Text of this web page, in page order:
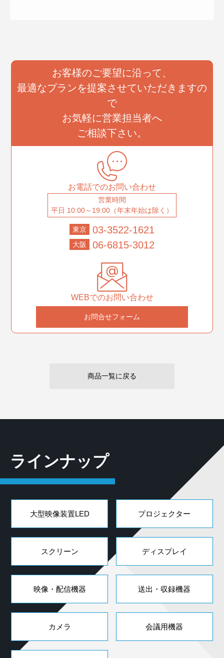
お客様のご要望に沿って、
最適なプランを提案させていただきますの
で
お気軽に営業担当者へ
ご相談下さい。
お電話でのお問い合わせ
営業時間
平日 10:00～19:00（年末年始は除く）
東京 03-3522-1621
大阪 06-6815-3012
WEBでのお問い合わせ
お問合せフォーム
商品一覧に戻る
ラインナップ
大型映像装置LED プロジェクター
スクリーン ディスプレイ
映像・配信機器 送出・収録機器
カメラ 会議用機器